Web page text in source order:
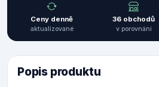
Ceny denně
aktualizované
36 obchodů
v porovnání
Popis produktu